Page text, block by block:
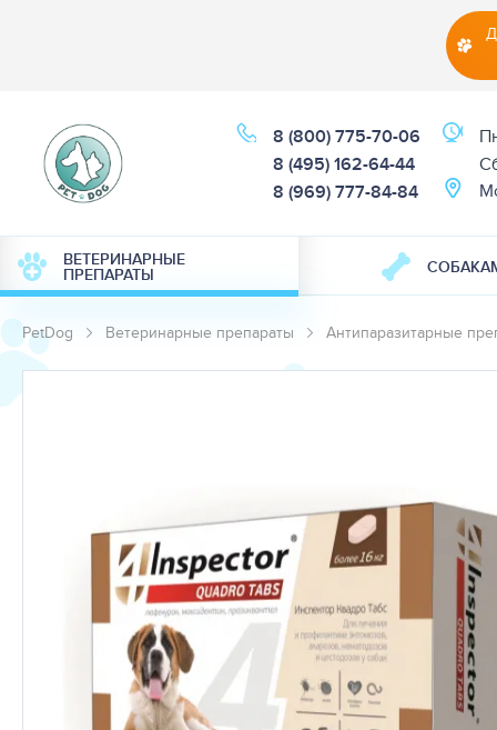
8 (800) 775-70-06
8 (495) 162-64-44
8 (969) 777-84-84
ВЕТЕРИНАРНЫЕ
ПРЕПАРАТЫ
PetDog Ветеринарные препараты Антипаразитарные